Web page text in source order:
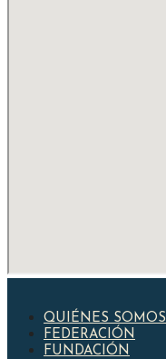
QUIÉNES SOMOS
FEDERACIÓN
FUNDACIÓN